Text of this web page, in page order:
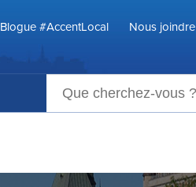
Blogue #AccentLocal Nous joindre